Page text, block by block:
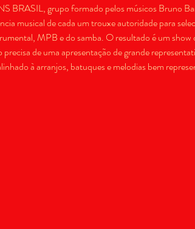
BRASIL, grupo formado pelos músicos Bruno
musical de cada um trouxe autoridade para
MPB e do samba. O resultado é um show
de uma apresentação de grande
à arranjos, batuques e melodias bem